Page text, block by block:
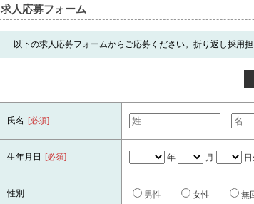
求人応募フォーム
以下の求人応募フォームからご応募ください。折り返し採用
氏名 [必須]
生年月日 [必須] 年 月
性別 男性 女性 無